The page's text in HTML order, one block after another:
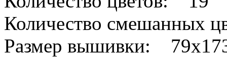
Количество смешанных
Размер вышивки: